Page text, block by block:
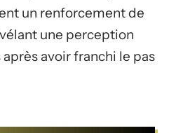
un renforcement de
une perception
avoir franchi le pas